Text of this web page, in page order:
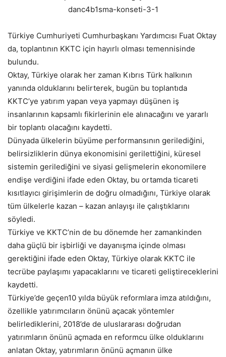
Türkiye Cumhuriyeti Cumhurbaşkanı Yardımcısı Fuat Oktay
da, toplantının KKTC için hayırlı olması temennisinde
bulundu.
Oktay, Türkiye olarak her zaman Kıbrıs Türk halkının
yanında olduklarını belirterek, bugün bu toplantıda
KKTC’ye yatırım yapan veya yapmayı düşünen iş
insanlarının kapsamlı fikirlerinin ele alınacağını ve yararlı
bir toplantı olacağını kaydetti.
Dünyada ülkelerin büyüme performansının gerilediğini,
belirsizliklerin dünya ekonomisini gerilettiğini, küresel
sistemin gerilediğini ve siyasi gelişmelerin ekonomilere
endişe verdiğini ifade eden Oktay, bu ortamda ticareti
kısıtlayıcı girişimlerin de doğru olmadığını, Türkiye olarak
tüm ülkelerle kazan – kazan anlayışı ile çalıştıklarını
söyledi.
Türkiye ve KKTC’nin de bu dönemde her zamankinden
daha güçlü bir işbirliği ve dayanışma içinde olması
gerektiğini ifade eden Oktay, Türkiye olarak KKTC ile
tecrübe paylaşımı yapacaklarını ve ticareti geliştireceklerini
kaydetti.
Türkiye’de geçen10 yılda büyük reformlara imza atıldığını,
özellikle yatırımcıların önünü açacak yöntemler
belirlediklerini, 2018’de de uluslararası doğrudan
yatırımların önünü açmada en reformcu ülke olduklarını
anlatan Oktay, yatırımların önünü açmanın ülke